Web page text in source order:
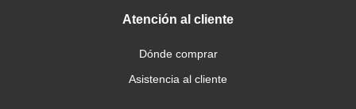
Atención al cliente
Dónde comprar
Asistencia al cliente